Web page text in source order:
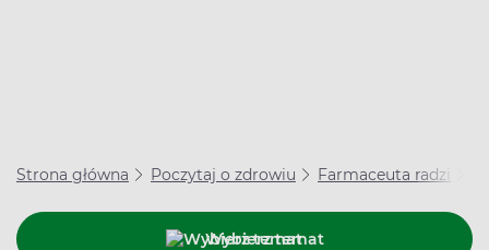
Strona główna Poczytaj o zdrowiu Farmaceuta radzi
Wybierz temat